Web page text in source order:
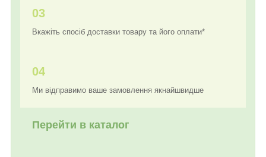
03
Вкажіть спосіб доставки товару та його оплати*
04
Ми відправимо ваше замовлення якнайшвидше
Перейти в каталог